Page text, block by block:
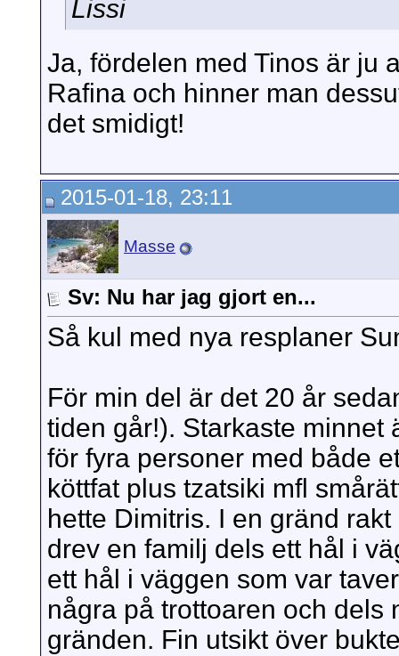
Lissi
Ja, fördelen med Tinos är ju
Rafina och hinner man
det smidigt!
2015-01-18, 23:11
Masse
Sv: Nu har jag gjort en...
Så kul med nya resplaner
För min del är det 20 år
tiden går!). Starkaste minnet
för fyra personer med både
köttfat plus tzatsiki mfl
hette Dimitris. I en gränd
drev en familj dels ett hål i
ett hål i väggen som var
några på trottoaren och dels
gränden. Fin utsikt över